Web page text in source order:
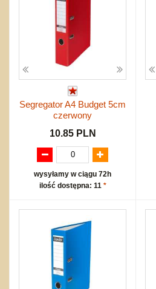
Segregator A4 Budget 5cm
czerwony
10.85 PLN
wysyłamy w ciągu 72h
ilość dostępna: 11 *